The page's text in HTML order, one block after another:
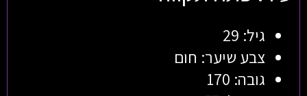
גיל: 29
צבע שיער: חום
גובה: 170